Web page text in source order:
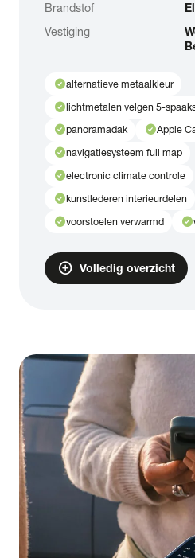
Brandstof
Vestiging
check_circlealternatieve metaalkleur
check_circlelichtmetalen velgen 5-
check_circlepanoramadak check_circleApple
check_circlenavigatiesysteem full map
check_circleelectronic climate controle
check_circlekunstlederen interieurdelen
check_circlevoorstoelen verwarmd check_circle
add_circle Volledig overzicht